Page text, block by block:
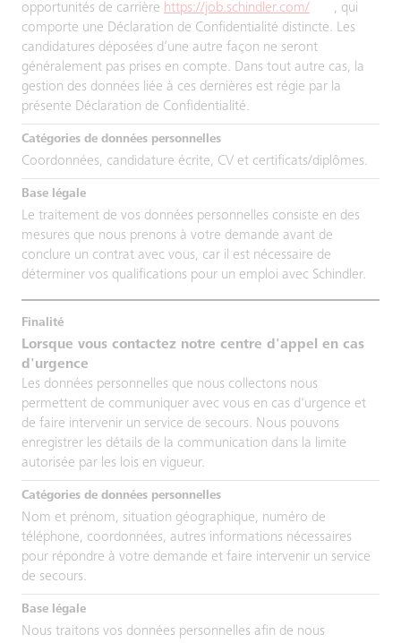
opportunités de carrière https://job.schindler.com/
, qui
comporte une Déclaration de Confidentialité distincte. Les
candidatures déposées d’une autre façon ne seront
généralement pas prises en compte. Dans tout autre cas, la
gestion des données liée à ces dernières est régie par la
présente Déclaration de Confidentialité.
Coordonnées, candidature écrite, CV et certificats/diplômes.
Le traitement de vos données personnelles consiste en des
mesures que nous prenons à votre demande avant de
conclure un contrat avec vous, car il est nécessaire de
déterminer vos qualifications pour un emploi avec Schindler.
Lorsque vous contactez notre centre d'appel en cas
d'urgence
Les données personnelles que nous collectons nous
permettent de communiquer avec vous en cas d'urgence et
de faire intervenir un service de secours. Nous pouvons
enregistrer les détails de la communication dans la limite
autorisée par les lois en vigueur.
Nom et prénom, situation géographique, numéro de
téléphone, coordonnées, autres informations nécessaires
pour répondre à votre demande et faire intervenir un service
de secours.
Nous traitons vos données personnelles afin de nous